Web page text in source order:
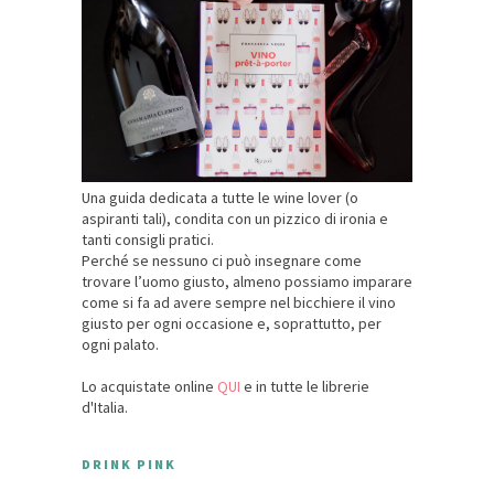
Una guida dedicata a tutte le wine lover (o
aspiranti tali), condita con un pizzico di ironia e
tanti consigli pratici.
Perché se nessuno ci può insegnare come
trovare l’uomo giusto, almeno possiamo imparare
come si fa ad avere sempre nel bicchiere il vino
giusto per ogni occasione e, soprattutto, per
ogni palato.
Lo acquistate online QUI e in tutte le librerie
d'Italia.
DRINK PINK